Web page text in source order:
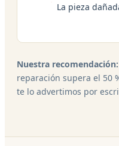
La pieza
Nuestra recomendación:
reparación supera el 50
te lo advertimos por